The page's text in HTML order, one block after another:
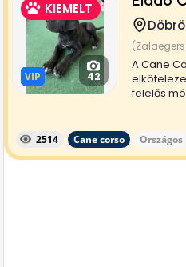
KIEMELT
VIP
VIP 42
A Cane
felelős
2514 Cane corso Országos